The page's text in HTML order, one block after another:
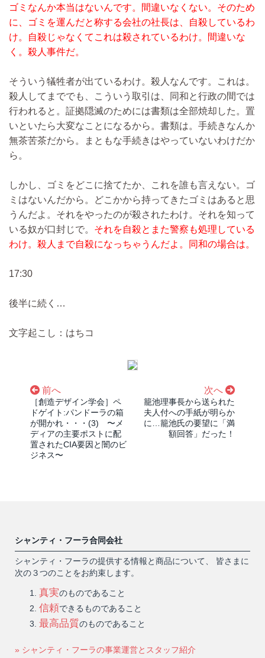
ゴミなんか本当はないんです。間違いなくない。そのため
に、ゴミを運んだと称する会社の社長は、自殺しているわ
け。自殺じゃなくてこれは殺されているわけ。間違いな
く。殺人事件だ。
そういう犠牲者が出ているわけ。殺人なんです。これは。
殺人してまででも、こういう取引は、同和と行政の間では
行われると。証拠隠滅のためには書類は全部焼却した。置
いといたら大変なことになるから。書類は。手続きなんか
無茶苦茶だから。まともな手続きはやっていないわけだか
ら。
しかし、ゴミをどこに捨てたか、これを誰も言えない。ゴ
ミはないんだから。どこかから持ってきたゴミはあると思
うんだよ。それをやったのが殺されたわけ。それを知って
いる奴が口封じで。 それを自殺とまた警察も処理している
わけ。殺人まで自殺になっちゃうんだよ。同和の場合は。
17:30
後半に続く…
文字起こし：はちコ
前へ
［創造デザイン学会］ペ
ドゲイト:パンドーラの箱
が開かれ・・・(3) 〜メ
ディアの主要ポストに配
置されたCIA要因と闇のビ
ジネス〜
次へ
籠池理事長から送られた
夫人付への手紙が明らか
に…籠池氏の要望に「満
額回答」だった！
シャンティ・フーラ合同会社
シャンティ・フーラの提供する情報と商品について、 皆さまに
次の３つのことをお約束します。
真実のものであること
信頼できるものであること
最高品質のものであること
» シャンティ・フーラの事業運営とスタッフ紹介